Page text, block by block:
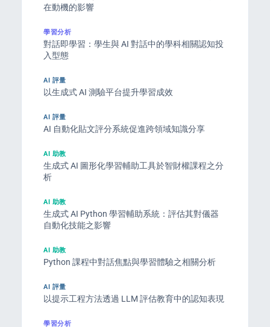
在動機的影響
學習分析
對話即學習：學生與 AI 對話中的學科相關認知投
入型態
AI 評量
以生成式 AI 測驗平台提升學習成效
AI 評量
AI 自動化貼文評分系統促進跨領域知識分享
AI 助教
生成式 AI 圖形化學習輔助工具於智財權課程之分
析
AI 助教
生成式 AI Python 學習輔助系統：評估其對儀器
自動化技能之影響
AI 助教
Python 課程中對話焦點與學習體驗之相關分析
AI 評量
以提示工程方法透過 LLM 評估教育中的認知表現
學習分析